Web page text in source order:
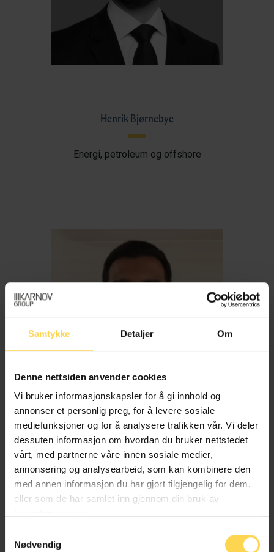
Samtykke Detaljer Om
Denne nettsiden anvender cookies
Vi bruker informasjonskapsler for å gi innhold og
annonser et personlig preg, for å levere sosiale
mediefunksjoner og for å analysere trafikken vår. Vi deler
dessuten informasjon om hvordan du bruker nettstedet
vårt, med partnerne våre innen sosiale medier,
annonsering og analysearbeid, som kan kombinere den
med annen informasjon du har gjort tilgjengelig for dem,
eller som de har samlet inn gjennom din bruk av
Nødvendig
Henrik Bjørnebye
Energi, petroleum og offshore
Imran Haider
Trygderett og pensjonsrett